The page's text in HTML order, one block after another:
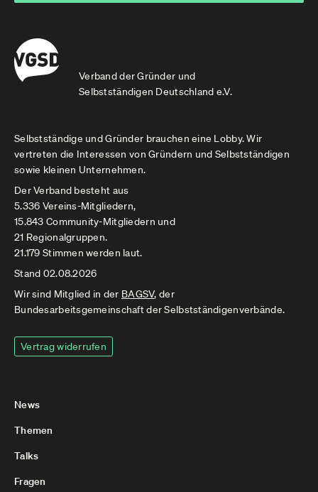
Verband der Gründer und
Selbstständigen Deutschland e.V.
Selbstständige und Gründer brauchen eine Lobby. Wir
vertreten die Interessen von Gründern und Selbstständigen
sowie kleinen Unternehmen.
Der Verband besteht aus
5.336 Vereins-Mitgliedern,
15.843 Community-Mitgliedern und
21 Regionalgruppen.
21.179 Stimmen werden laut.
Stand 02.08.2026
Wir sind Mitglied in der BAGSV, der
Bundesarbeitsgemeinschaft der Selbstständigenverbände.
Vertrag widerrufen
News
Themen
Talks
Fragen